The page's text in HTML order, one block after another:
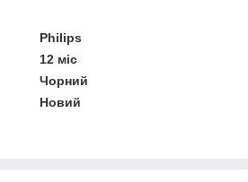
Philips
12 міс
Чорний
Новий